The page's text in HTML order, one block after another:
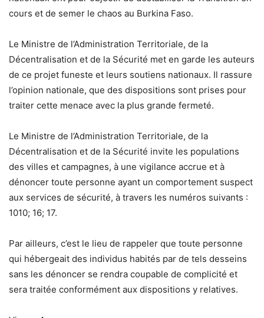
cours et de semer le chaos au Burkina Faso.
Le Ministre de l’Administration Territoriale, de la
Décentralisation et de la Sécurité met en garde les auteurs
de ce projet funeste et leurs soutiens nationaux. Il rassure
l’opinion nationale, que des dispositions sont prises pour
traiter cette menace avec la plus grande fermeté.
Le Ministre de l’Administration Territoriale, de la
Décentralisation et de la Sécurité invite les populations
des villes et campagnes, à une vigilance accrue et à
dénoncer toute personne ayant un comportement suspect
aux services de sécurité, à travers les numéros suivants :
1010; 16; 17.
Par ailleurs, c’est le lieu de rappeler que toute personne
qui hébergeait des individus habités par de tels desseins
sans les dénoncer se rendra coupable de complicité et
sera traitée conformément aux dispositions y relatives.